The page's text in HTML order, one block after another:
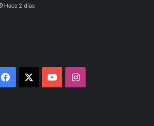
Hace 2 días
Facebook YouTubeInstagram